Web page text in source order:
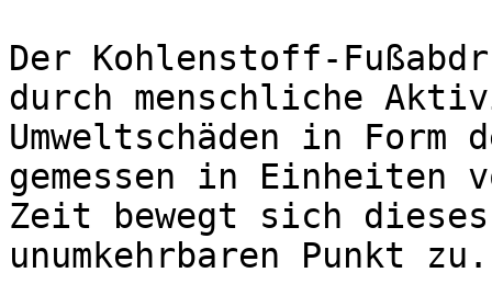
Der Kohlenstoff-
durch menschliche
Umweltschäden in Form
gemessen in Einheiten
Zeit bewegt sich
unumkehrbaren Punkt zu.